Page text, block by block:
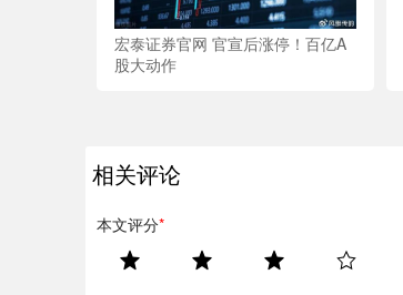
宏泰证券官网 官宣后涨停！百亿A
股大动作
相关评论
本文评分*